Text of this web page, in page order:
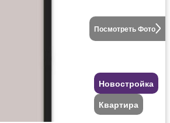
Посмотреть Фото
Новостройка
Квартира